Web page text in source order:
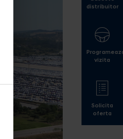
distribuitor
vizita
Solicita
oferta